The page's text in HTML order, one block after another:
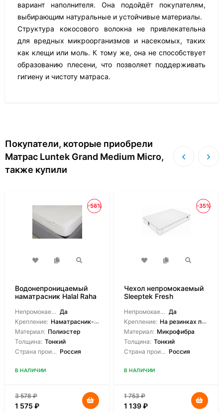
вариант наполнителя. Она подойдёт покупателям,
выбирающим натуральные и устойчивые материалы.
Структура кокосового волокна не привлекательна
для вредных микроорганизмов и насекомых, таких
как клещи или моль. К тому же, она не способствует
образованию плесени, что позволяет поддерживать
гигиену и чистоту матраса.
Покупатели, которые приобрели
Матрас Luntek Grand Medium Micro,
также купили
-56%
Водонепроницаемый
наматрасник Halal Raha
Непромокаемый: Да
Крепление: Наматрасник-чехол
Материал: Полиэстер
Толщина: Тонкий
Страна производитель: Россия
В НАЛИЧИИ
3 578₽
1 575 ₽
-35%
Чехол непромокаемый
Sleeptek Fresh
Непромокаемый: Да
Крепление: На резинках по углам
Материал: Микрофибра
Толщина: Тонкий
Страна производитель: Россия
В НАЛИЧИИ
1 753₽
1 139₽